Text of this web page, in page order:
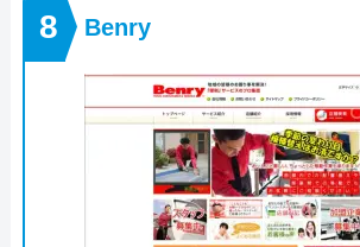
Benry